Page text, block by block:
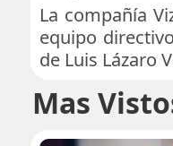
La compañía
equipo
de Luis Lázaro
Mas